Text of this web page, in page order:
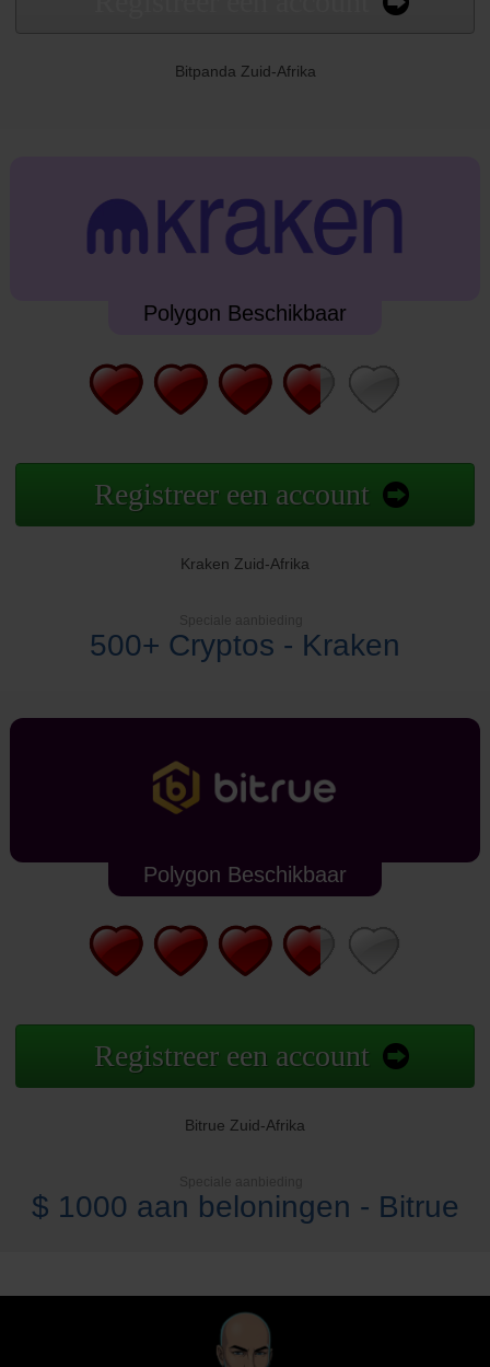
Bitpanda Zuid-Afrika
Polygon Beschikbaar
Registreer een account
Kraken Zuid-Afrika
500+ Cryptos - Kraken
Polygon Beschikbaar
Registreer een account
Bitrue Zuid-Afrika
$ 1000 aan beloningen - Bitrue